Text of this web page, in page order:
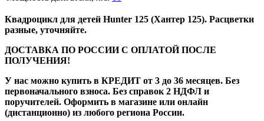
Квадроцикл для детей Hunter 125 (Хантер 125). Расцветки
разные, уточняйте.
ДОСТАВКА ПО РОССИИ С ОПЛАТОЙ ПОСЛЕ
ПОЛУЧЕНИЯ!
У нас можно купить в КРЕДИТ от 3 до 36 месяцев. Без
первоначального взноса. Без справок 2 НДФЛ и
поручителей. Оформить в магазине или онлайн
(дистанционно) из любого региона России.